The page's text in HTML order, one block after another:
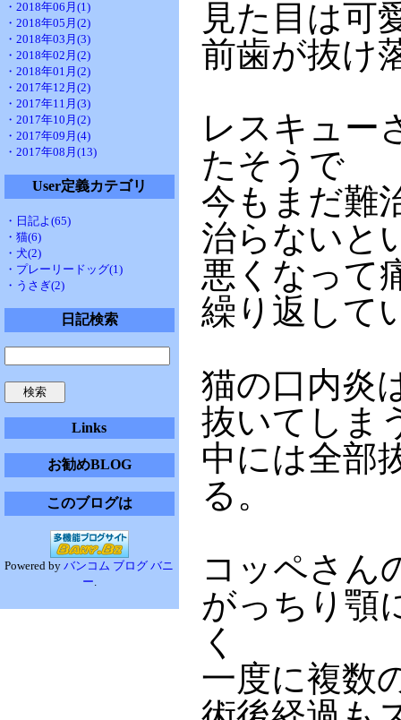
・2018年06月(1)
・2018年05月(2)
・2018年03月(3)
・2018年02月(2)
・2018年01月(2)
・2017年12月(2)
・2017年11月(3)
・2017年10月(2)
・2017年09月(4)
・2017年08月(13)
User定義カテゴリ
・日記よ(65)
・猫(6)
・犬(2)
・プレーリードッグ(1)
・うさぎ(2)
日記検索
Links
お勧めBLOG
このブログは
Powered byバンコム ブログ バニ
ー.
見た目は可
前歯が抜け
レスキュー
たそうで
今もまだ難
治らないと
悪くなって
繰り返して
猫の口内炎
抜いてしま
中には全部
る。
コッペさん
がっちり顎
く
一度に複数